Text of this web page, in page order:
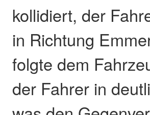
kollidiert, der
in Richtung
folgte dem
der Fahrer in